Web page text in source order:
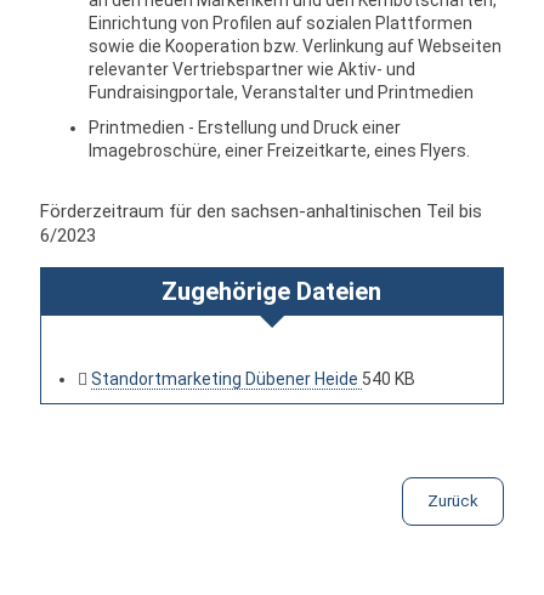
Einrichtung von Profilen auf sozialen Plattformen
sowie die Kooperation bzw. Verlinkung auf Webseiten
relevanter Vertriebspartner wie Aktiv- und
Fundraisingportale, Veranstalter und Printmedien
Printmedien - Erstellung und Druck einer
Imagebroschüre, einer Freizeitkarte, eines Flyers.
Förderzeitraum für den sachsen-anhaltinischen Teil bis
6/2023
Zugehörige Dateien
Standortmarketing Dübener Heide 540 KB
Zurück